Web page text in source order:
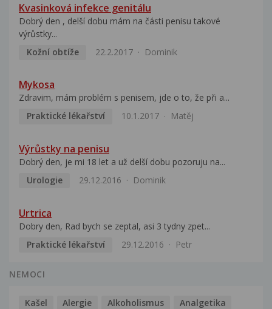
Kvasinková infekce genitálu
Dobrý den , delší dobu mám na části penisu takové
výrůstky...
Kožní obtíže
22.2.2017 Dominik
Mykosa
Zdravim, mám problém s penisem, jde o to, že při a...
Praktické lékařství
10.1.2017 Matěj
Výrůstky na penisu
Dobrý den, je mi 18 let a už delší dobu pozoruju na...
Urologie
29.12.2016 Dominik
Urtrica
Dobry den, Rad bych se zeptal, asi 3 tydny zpet...
Praktické lékařství
29.12.2016 Petr
NEMOCI
Kašel Alergie Alkoholismus
Analgetika